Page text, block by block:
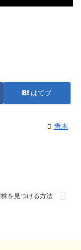
はてブ
青木
を見つける方法